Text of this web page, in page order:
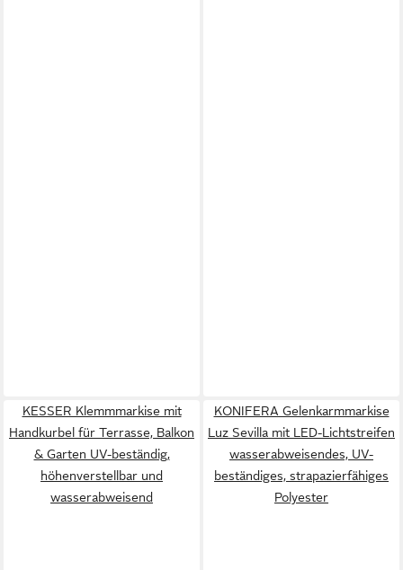
KESSER Klemmmarkise mit
Handkurbel für Terrasse, Balkon
& Garten UV-beständig,
höhenverstellbar und
wasserabweisend
KONIFERA Gelenkarmmarkise
Luz Sevilla mit LED-Lichtstreifen
wasserabweisendes, UV-
beständiges, strapazierfähiges
Polyester